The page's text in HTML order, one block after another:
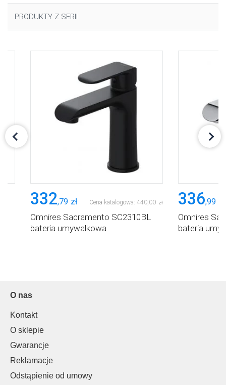
PRODUKTY Z SERII
332,79 zł Cena katalogowa: 440 00 zł
Omnires Sacramento SC2310BL
bateria umywalkowa
336,99
Omnires
bateria
O nas
Kontakt
O sklepie
Gwarancje
Reklamacje
Odstąpienie od umowy